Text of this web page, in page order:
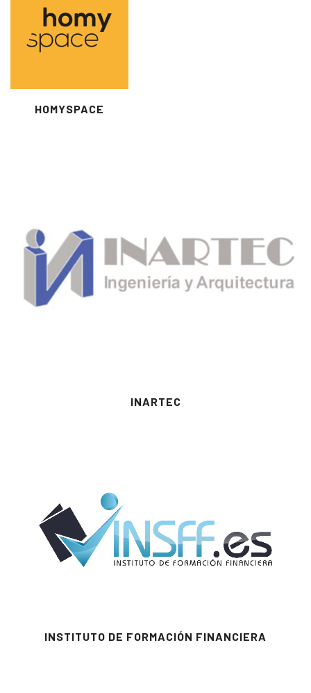
HOMYSPACE
INARTEC
INSTITUTO DE FORMACIÓN FINANCIERA